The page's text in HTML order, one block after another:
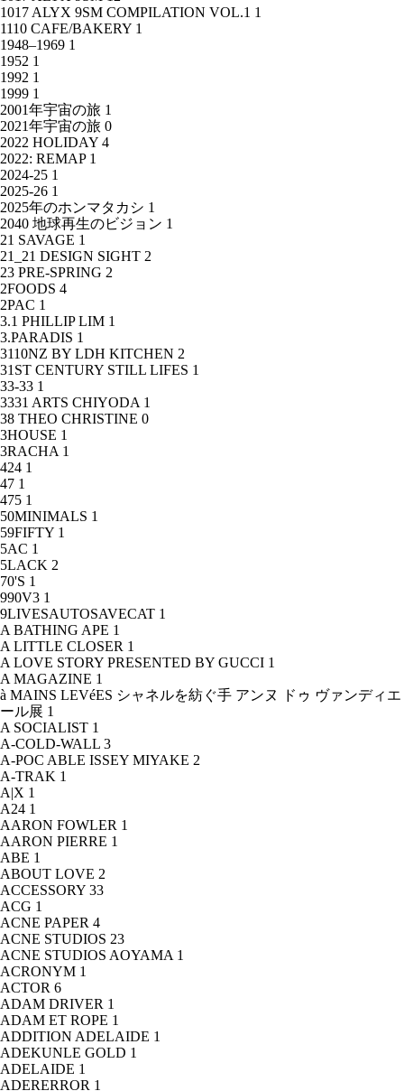
1017 ALYX 9SM COMPILATION VOL.1 1
1110 CAFE/BAKERY 1
1948–1969 1
1952 1
1992 1
1999 1
2001年宇宙の旅 1
2021年宇宙の旅 0
2022 HOLIDAY 4
2022: REMAP 1
2024-25 1
2025-26 1
2025年のホンマタカシ 1
2040 地球再生のビジョン 1
21 SAVAGE 1
21_21 DESIGN SIGHT 2
23 PRE-SPRING 2
2FOODS 4
2PAC 1
3.1 PHILLIP LIM 1
3.PARADIS 1
3110NZ BY LDH KITCHEN 2
31ST CENTURY STILL LIFES 1
33-33 1
3331 ARTS CHIYODA 1
38 THEO CHRISTINE 0
3HOUSE 1
3RACHA 1
424 1
47 1
475 1
50MINIMALS 1
59FIFTY 1
5AC 1
5LACK 2
70'S 1
990V3 1
9LIVESAUTOSAVECAT 1
A BATHING APE 1
A LITTLE CLOSER 1
A LOVE STORY PRESENTED BY GUCCI 1
A MAGAZINE 1
à MAINS LEVéES シャネルを紡ぐ手 アンヌ ドゥ ヴァンディエ
ール展 1
A SOCIALIST 1
A-COLD-WALL 3
A-POC ABLE ISSEY MIYAKE 2
A-TRAK 1
A|X 1
A24 1
AARON FOWLER 1
AARON PIERRE 1
ABE 1
ABOUT LOVE 2
ACCESSORY 33
ACG 1
ACNE PAPER 4
ACNE STUDIOS 23
ACNE STUDIOS AOYAMA 1
ACRONYM 1
ACTOR 6
ADAM DRIVER 1
ADAM ET ROPE 1
ADDITION ADELAIDE 1
ADEKUNLE GOLD 1
ADELAIDE 1
ADERERROR 1